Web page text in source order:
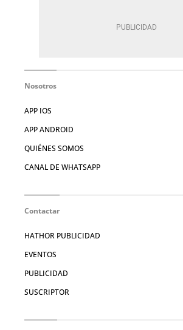
Nosotros
APP IOS
APP ANDROID
QUIÉNES SOMOS
CANAL DE WHATSAPP
Contactar
HATHOR PUBLICIDAD
EVENTOS
PUBLICIDAD
SUSCRIPTOR